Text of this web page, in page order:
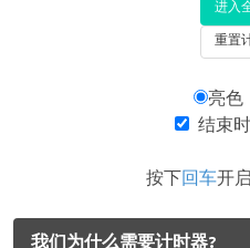
进入
重置
亮色
结束
按下 回车开
我们为什么需要计时器?